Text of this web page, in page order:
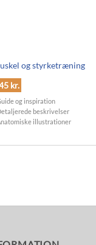
og styrketræning
kr.
og inspiration
beskrivelser
illustrationer